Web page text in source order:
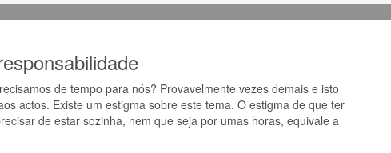
de tempo para nós? Provavelmente vezes demais e isto
actos. Existe um estigma sobre este tema. O estigma de que ter
de estar sozinha, nem que seja por umas horas, equivale a